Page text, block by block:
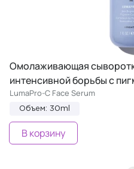
Омолаживающая
интенсивной борьбы с
LumaPro-C Face Serum
Объем: 30ml
В корзину